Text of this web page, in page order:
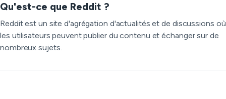
Qu'est-ce que Reddit ?
Reddit est un site d'agrégation d'actualités et de discussions où
les utilisateurs peuvent publier du contenu et échanger sur de
nombreux sujets.